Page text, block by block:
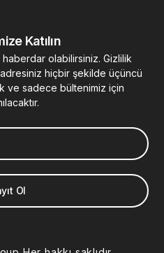
Katılın
olabilirsiniz. Gizlilik
hiçbir şekilde üçüncü
ve sadece bültenimiz için
Ol